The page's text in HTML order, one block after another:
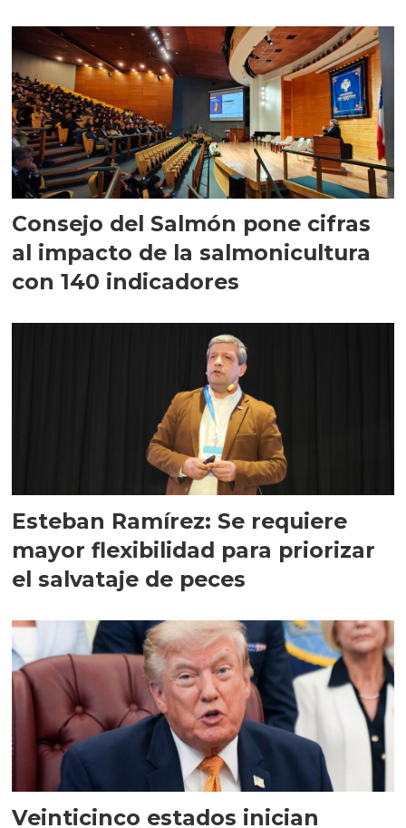
Consejo del Salmón pone cifras
al impacto de la salmonicultura
con 140 indicadores
Esteban Ramírez: Se requiere
mayor flexibilidad para priorizar
el salvataje de peces
Veinticinco estados inician